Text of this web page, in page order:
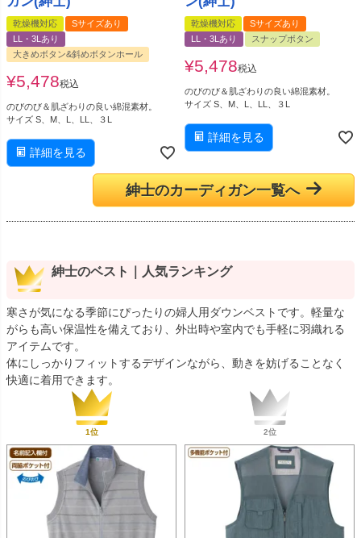
乾燥機対応
Sサイズあり
LL・3Lあり
大きめボタン&斜めボタンホール
¥5,478税込
のびのび＆肌ざわりの良い綿混素材。
サイズ S、M、L、LL、３L
詳細を見る
乾燥機対応
Sサイズあり
LL・3Lあり
スナップボタン
¥5,478税込
のびのび＆肌ざわりの良い綿混素材。
サイズ S、M、L、LL、３L
詳細を見る
紳士のカーディガン一覧へ
紳士のベスト｜人気ランキング
寒さが気になる季節にぴったりの婦人用ダウンベストです。軽量な
がらも高い保温性を備えており、外出時や室内でも手軽に羽織れる
アイテムです。
体にしっかりフィットするデザインながら、動きを妨げることなく
快適に着用できます。